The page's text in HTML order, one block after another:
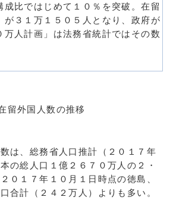
成比ではじめて１０％を突破。在留
が３１万１５０５人となり、政府が
万人計画」は法務省統計ではその数
は、総務省人口推計（２０１７年
の総人口１億２６７０万人の２・
０１７年１０月１日時点の徳島、
合計（２４２万人）よりも多い。